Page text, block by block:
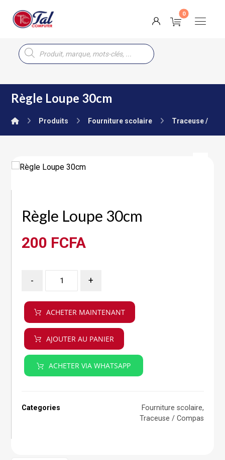
Règle Loupe 30cm
Produits Fourniture scolaire Traceuse /
Règle Loupe 30cm
200 FCFA
- +
ACHETER MAINTENANT
AJOUTER AU PANIER
ACHETER VIA WHATSAPP
Categories Fourniture scolaire,
Traceuse / Compas